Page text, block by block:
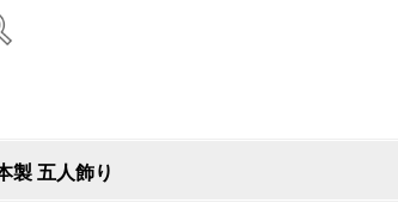
製 五人飾り